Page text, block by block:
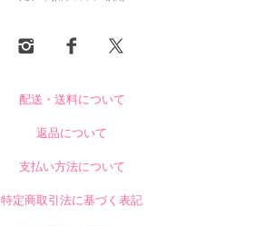
配送・送料について
返品について
支払い方法について
特定商取引法に基づく表記